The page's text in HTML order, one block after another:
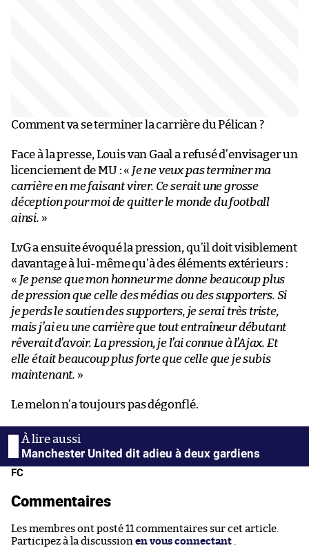
Comment va se terminer la carrière du Pélican ?
Face à la presse, Louis van Gaal a refusé d’envisager un
licenciement de MU : « Je ne veux pas terminer ma
carrière en me faisant virer. Ce serait une grosse
déception pour moi de quitter le monde du football
ainsi. »
LvG a ensuite évoqué la pression, qu’il doit visiblement
davantage à lui-même qu’à des éléments extérieurs :
« Je pense que mon honneur me donne beaucoup plus
de pression que celle des médias ou des supporters. Si
je perds le soutien des supporters, je serai très triste,
mais j’ai eu une carrière que tout entraîneur débutant
rêverait d’avoir. La pression, je l’ai connue à l’Ajax. Et
elle était beaucoup plus forte que celle que je subis
maintenant. »
Le melon n’a toujours pas dégonflé.
Manchester United dit adieu à deux gardiens
FC
Commentaires
Les membres ont posté 11 commentaires sur cet article.
Participez à la discussion en vous connectant .